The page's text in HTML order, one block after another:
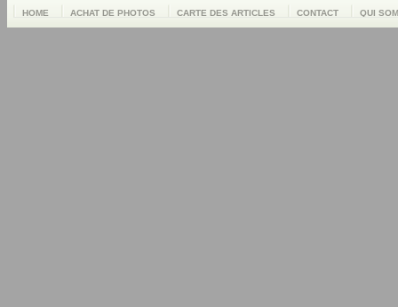
HOME ACHAT DE PHOTOS CARTE DES ARTICLES CONTACT QUI